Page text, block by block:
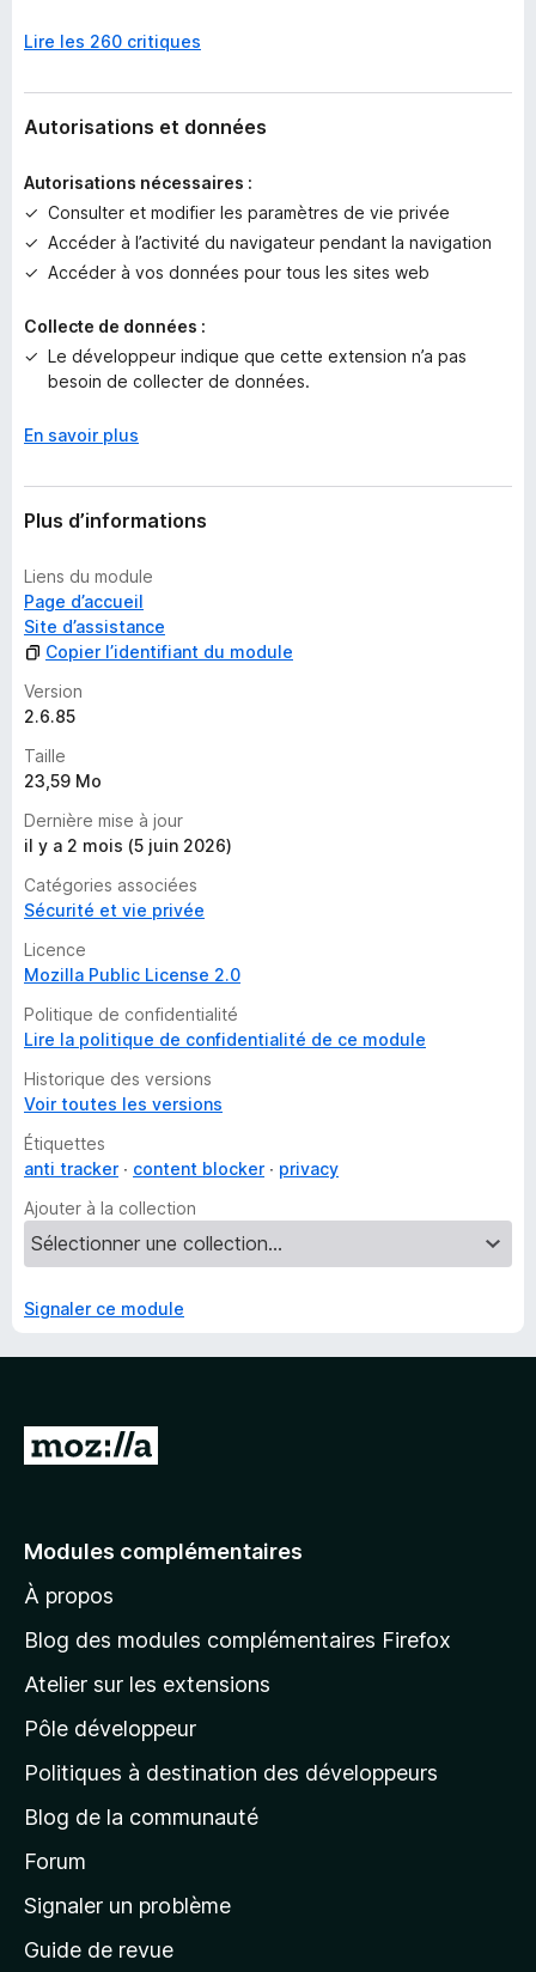
u
e
n
t
p
o
u
l
t
t
Lire les 260 critiques
Autorisations et données
Autorisations nécessaires :
Consulter et modifier les paramètres de vie privée
Accéder à l’activité du navigateur pendant la navigation
Accéder à vos données pour tous les sites web
Collecte de données :
Le développeur indique que cette extension n’a pas
besoin de collecter de données.
En savoir plus
Plus d’informations
Liens du module
Page d’accueil
Site d’assistance
Copier l’identifiant du module
Version
2.6.85
Taille
23,59 Mo
Dernière mise à jour
il y a 2 mois (5 juin 2026)
Catégories associées
Sécurité et vie privée
Licence
Mozilla Public License 2.0
Politique de confidentialité
Lire la politique de confidentialité de ce module
Historique des versions
Voir toutes les versions
Étiquettes
anti tracker
content blocker
privacy
Ajouter à la collection
Signaler ce module
A
e
à
l
p
a
g
d
a
c
Modules complémentaires
À propos
Blog des modules complémentaires Firefox
Atelier sur les extensions
Pôle développeur
Politiques à destination des développeurs
Blog de la communauté
Forum
Signaler un problème
Guide de revue